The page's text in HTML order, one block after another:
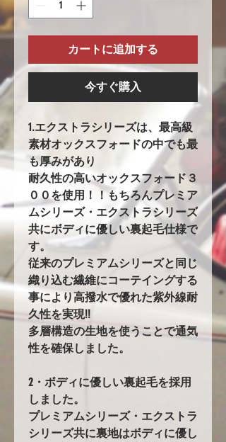
カートに追加する
今すぐ購入
1.エクストラシリーズは、最高級
素材オックスフォードの中でも最
も厚みがあり
耐久性の高いオックスフォード３
００を使用！！もちろんプレミア
ムシリーズ・エクストラシリーズ
共にボディに優しい裏起毛仕様で
す。
従来のプレミアムシリーズと同じ
織り込む繊維にコーテイングする
事により高撥水で優れた紫外線耐
久性を実現!!
多層構造の生地を使うことで通気
性を確保しました。
2・ボディに優しい裏起毛を採用
しました。
プレミアムシリーズ・エクストラ
シリーズ共に裏地はボディに優し